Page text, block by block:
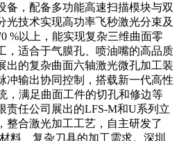
备，配备多功能高速扫描模块与双
光技术实现高功率飞秒激光分束及
%以上，能实现复杂三维曲面零
，适合于气膜孔、喷油嘴的高品质
出的复杂曲面六轴激光微孔加工装
冲输出协同控制，搭载新一代高性
，满足曲面工件的切孔和修边等
责任公司展出的LFS-M和U系列立
整合激光加工工艺，自主研发了
料、复杂刀具的加工需求。深圳